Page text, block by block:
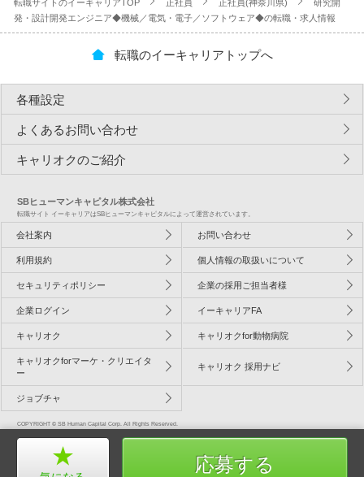
応募する
転職サイトのイーキャリアTOP
正社員 正社員(神奈川県)
研究開
発・設計開発エンジニア◆機械／電気・電子／ソフトウェア◆の転職・求人情報
転職のイーキャリアトップへ
各種設定
よくあるお問い合わせ
キャリオクのご紹介
SBヒューマンキャピタル株式会社
転職サイト イーキャリアはSBヒューマンキャピタルによって運営されています。
会社案内 お問い合わせ
利用規約 個人情報の取扱いについて
セキュリティポリシー 企業の採用ご担当者様
企業ログイン イーキャリアFA
キャリオク キャリオクfor動物病院
キャリオクforマーケ・クリエイタ
ー
キャリオク 採用ナビ
ジョブチャ
COPYRIGHT © SB Human Capital Corp. All Rights Reserved.